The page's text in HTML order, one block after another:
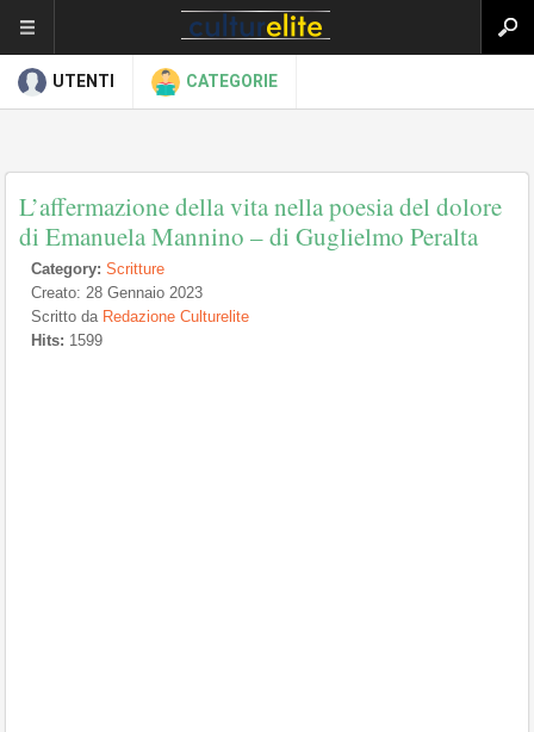
UTENTI CATEGORIE
L’affermazione della vita nella poesia del dolore
di Emanuela Mannino – di Guglielmo Peralta
Category: Scritture
Creato: 28 Gennaio 2023
Scritto da Redazione Culturelite
Hits: 1599